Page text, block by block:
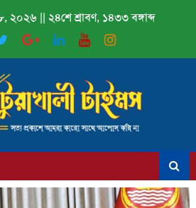
|| ২৪শে শ্রাবণ, ১৪৩৩ বঙ্গাব্দ